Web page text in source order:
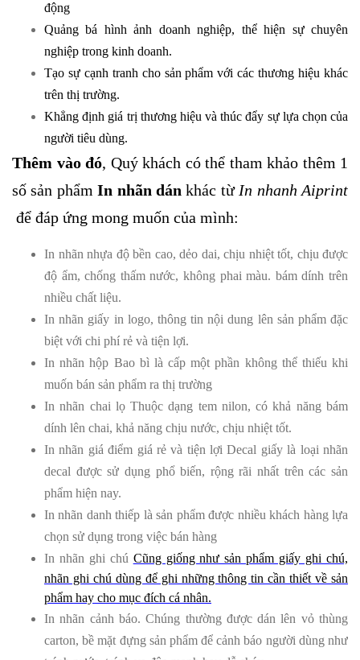
động
Quảng bá hình ảnh doanh nghiệp, thể hiện sự chuyên
nghiệp trong kinh doanh.
Tạo sự cạnh tranh cho sản phẩm với các thương hiệu khác
trên thị trường.
Khẳng định giá trị thương hiệu và thúc đẩy sự lựa chọn của
người tiêu dùng.
Thêm vào đó, Quý khách có thể tham khảo thêm 1
số sản phẩmIn nhãn dán khác từ In nhanh Aiprint
để đáp ứng mong muốn của mình:
In nhãn nhựa độ bền cao, dẻo dai, chịu nhiệt tốt, chịu được
độ ẩm, chống thấm nước, không phai màu. bám dính trên
nhiều chất liệu.
In nhãn giấy in logo, thông tin nội dung lên sản phẩm đặc
biệt với chi phí rẻ và tiện lợi.
In nhãn hộp Bao bì là cấp một phần không thể thiếu khi
muốn bán sản phẩm ra thị trường
In nhãn chai lọ Thuộc dạng tem nilon, có khả năng bám
dính lên chai, khả năng chịu nước, chịu nhiệt tốt.
In nhãn giá điểm giá rẻ và tiện lợi Decal giấy là loại nhãn
decal được sử dụng phổ biến, rộng rãi nhất trên các sản
phẩm hiện nay.
In nhãn danh thiếp là sản phẩm được nhiều khách hàng lựa
chọn sử dụng trong việc bán hàng
In nhãn ghi chú Cũng giống như sản phẩm giấy ghi chú,
nhãn ghi chú dùng để ghi những thông tin cần thiết về sản
phẩm hay cho mục đích cá nhân.
In nhãn cảnh báo. Chúng thường được dán lên vỏ thùng
carton, bề mặt đựng sản phẩm để cảnh báo người dùng như